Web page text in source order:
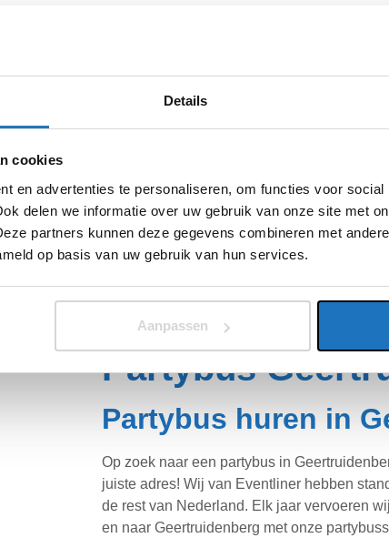
Details
cookies
en advertenties te personaliseren, om functies voor
delen we informatie over uw gebruik van onze site met
partners kunnen deze gegevens combineren met
op basis van uw gebruik van hun services.
Aanpassen
wij deze
van deze
je
zullen
de
de rest.
op de
jouw
en jij kan
Partybus
Partybus huren in
Op zoek naar een partybus in
juiste adres! Wij van Eventliner hebben
de rest van Nederland. Elk jaar vervoeren
en naar Geertruidenberg met onze